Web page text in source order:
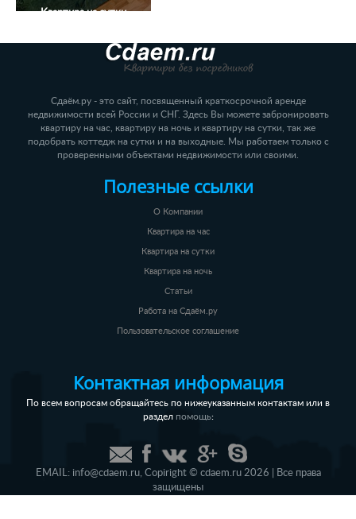
Квартира на сутки
Сдаём.ру - это сайт, посвященный краткосрочной аренде
недвижимости всей России и СНГ. Здесь Вы можете забронировать
квартиру на час, квартиру на ночь и квартиру на сутки, так же
подобрать коттедж на сутки и на выходные. Мы работаем только с
проверенными объектами недвижимости или своими.
Полезные ссылки
О Компании
Квартира на час
Квартира на сутки
Квартира на ночь
Статьи
Работа на Сдаём.ру
Пользовательское соглашение
Контактная информация
По всем вопросам обращайтесь по нижеуказанным контактам или в
раздел помощь:
EMAIL: info@cdaem.ru, Copiright © cdaem.ru 2026 | Все права
защищены